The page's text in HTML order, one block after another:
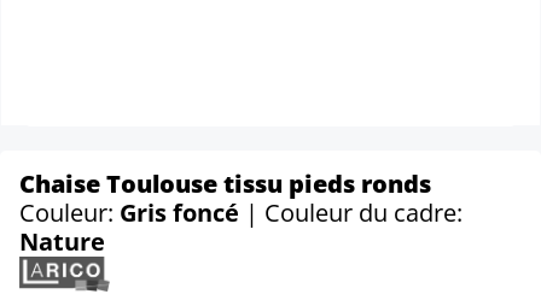
Chaise Toulouse tissu pieds ronds
Couleur: Gris foncé | Couleur du cadre:
Nature